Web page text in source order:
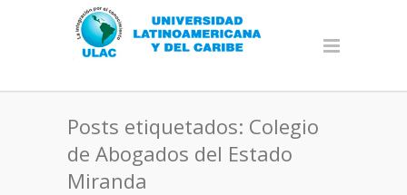
Posts etiquetados: Colegio
de Abogados del Estado
Miranda